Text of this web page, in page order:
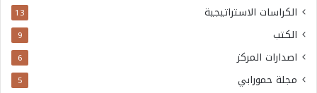
الكراسات الاستراتيجية 13
الكتب 9
اصدارات المركز 6
مجلة حمورابي 5